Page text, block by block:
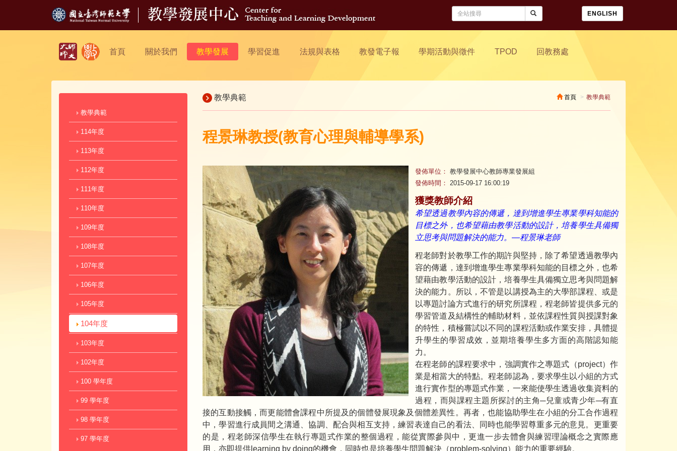
ENGLISH
首頁 關於我們 教學發展 學習促進 法規與表格 教發電子報 學期活動與徵件 TPOD 回教務處
教學典範
114年度
113年度
112年度
111年度
110年度
109年度
108年度
107年度
106年度
105年度
104年度
103年度
102年度
100 學年度
99 學年度
98 學年度
97 學年度
教學典範 首頁 教學典範
程景琳教授(教育心理與輔導學系)
發佈單位： 教學發展中心教師專業發展組
發佈時間： 2015-09-17 16:00:19
獲獎教師介紹
希望透過教學內容的傳遞，達到增進學生專業學科知能的
目標之外，也希望藉由教學活動的設計，培養學生具備獨
立思考與問題解決的能力。—程景琳老師
程老師對於教學工作的期許與堅持，除了希望透過教學內
容的傳遞，達到增進學生專業學科知能的目標之外，也希
望藉由教學活動的設計，培養學生具備獨立思考與問題解
決的能力。所以，不管是以講授為主的大學部課程、或是
以專題討論方式進行的研究所課程，程老師皆提供多元的
學習管道及結構性的輔助材料，並依課程性質與授課對象
的特性，積極嘗試以不同的課程活動或作業安排，具體提
升學生的學習成效，並期培養學生多方面的高階認知能
力。
在程老師的課程要求中，強調實作之專題式（project）作
業是相當大的特點。程老師認為，要求學生以小組的方式
進行實作型的專題式作業，一來能使學生透過收集資料的
過程，而與課程主題所探討的主角─兒童或青少年─有直
接的互動接觸，而更能體會課程中所提及的個體發展現象及個體差異性。再者，也能協助學生在小組的分工合作過程
中，學習進行成員間之溝通、協調、配合與相互支持，練習表達自己的看法、同時也能學習尊重多元的意見。更重要
的是，程老師深信學生在執行專題式作業的整個過程，能從實際參與中，更進一步去體會與練習理論概念之實際應
用，亦即提供learning by doing的機會，同時也是培養學生問題解決（problem-solving）能力的重要經驗。